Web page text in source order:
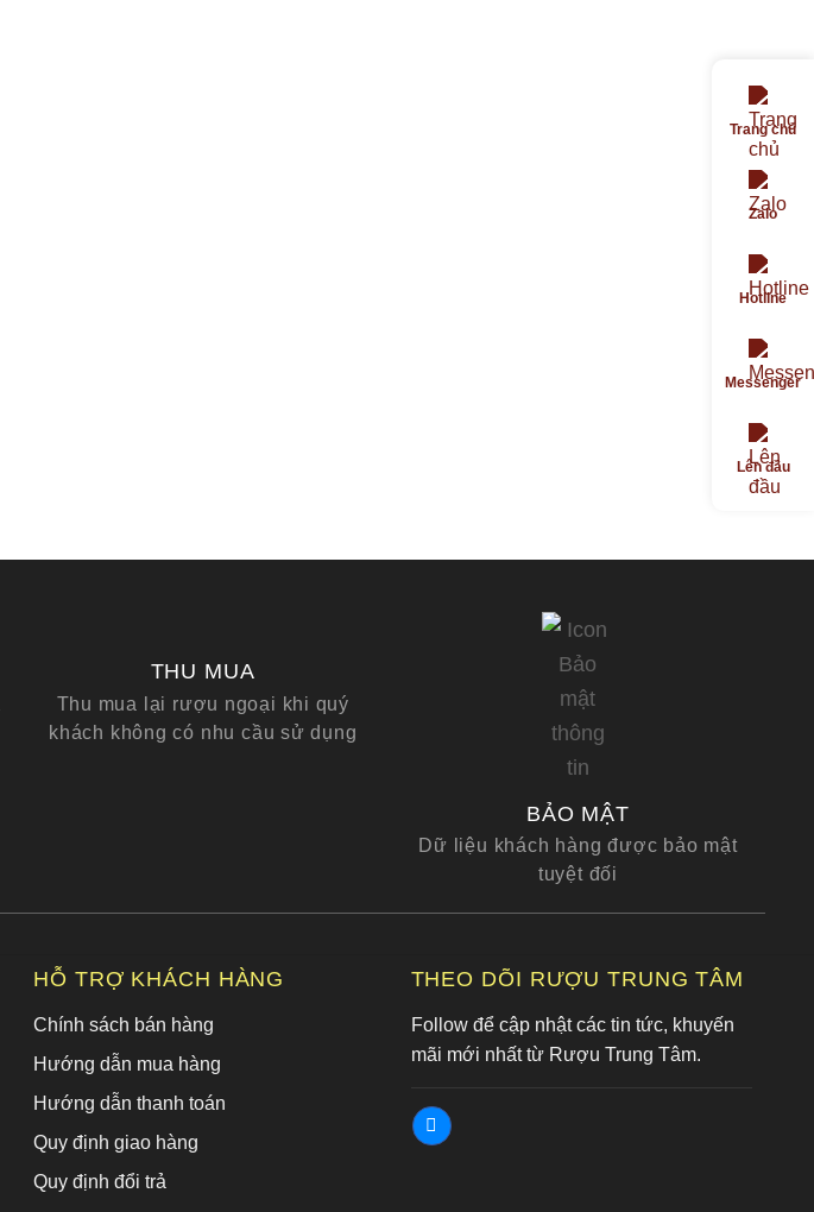
THU MUA
Thu mua lại rượu ngoại khi quý
khách không có nhu cầu sử dụng
BẢO MẬT
Dữ liệu khách hàng được bảo mật
tuyệt đối
HỖ TRỢ KHÁCH HÀNG
Chính sách bán hàng
Hướng dẫn mua hàng
Hướng dẫn thanh toán
Quy định giao hàng
Quy định đổi trả
THEO DÕI RƯỢU TRUNG TÂM
Follow để cập nhật các tin tức, khuyến
mãi mới nhất từ Rượu Trung Tâm.
Trang chủ
Zalo
Hotline
Messenger
Lên đầu